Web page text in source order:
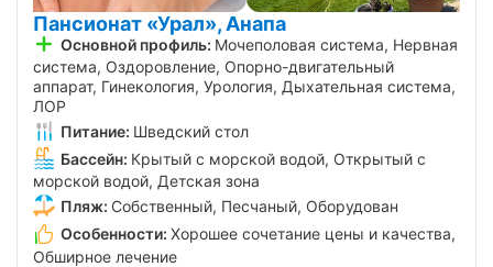
Пансионат «Урал», Анапа
Основной профиль: Мочеполовая система, Нервная
система, Оздоровление, Опорно-двигательный
аппарат, Гинекология, Урология, Дыхательная система,
ЛОР
Питание: Шведский стол
Бассейн: Крытый с морской водой, Открытый с
морской водой, Детская зона
Пляж: Собственный, Песчаный, Оборудован
Особенности: Хорошее сочетание цены и качества,
Обширное лечение